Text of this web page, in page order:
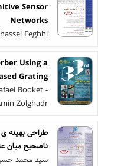
Sensor
Networks
Feghhi
Using a
Grating
Booket -
Zolghadr
طراحی بهینه
ناصحیح میان
سید محمد